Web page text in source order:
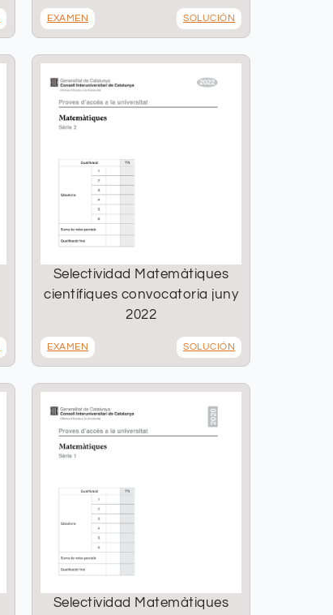
EXAMEN SOLUCIÓN
Selectividad Matemàtiques
científiques convocatoria juny
2022
EXAMEN SOLUCIÓN
Selectividad Matemàtiques